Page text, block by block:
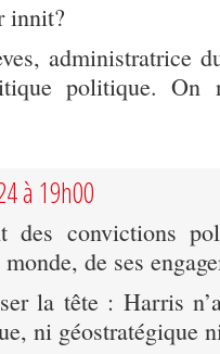
innit?
administratrice
politique. On
à 19h00
des convictions
de ses
la tête : Harris
ni géostratégique